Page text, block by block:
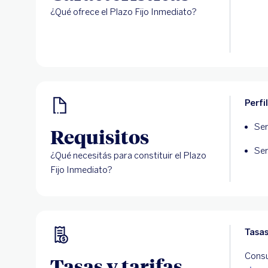
¿Qué ofrece el Plazo Fijo Inmediato?
Requisitos
¿Qué necesitás para constituir el Plazo
Fijo Inmediato?
Tasas